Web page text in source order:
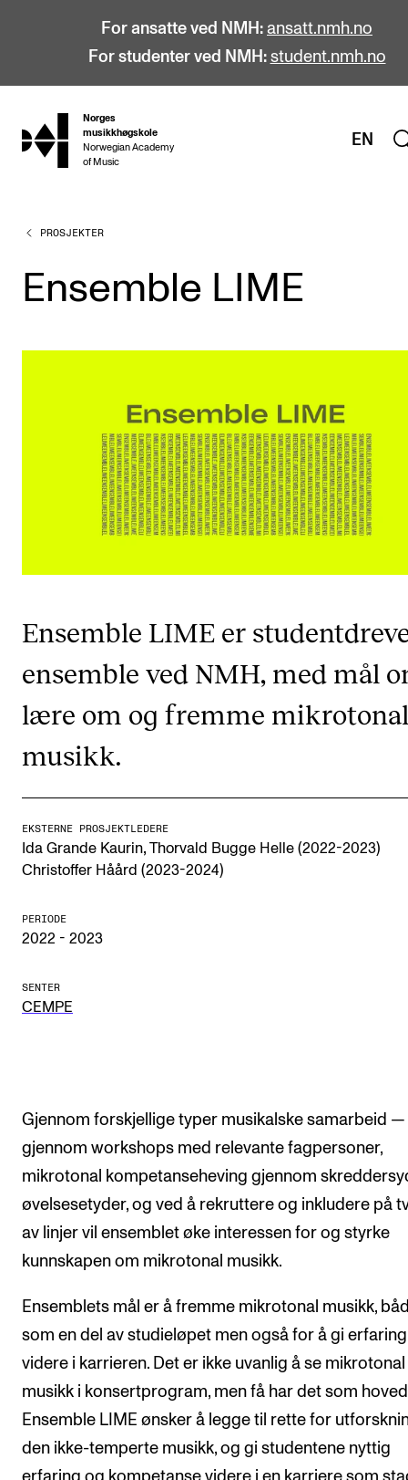
For ansatte ved NMH: ansatt.nmh.no
For studenter ved NMH: student.nmh.no
hjem
Norges
musikkhøgskole
Norwegian Academy
of Music
EN
STUDIER
Alle studier
Bachelor
Årsstudium og videreutdanning
Etterutdanning og kurs
Talentutvikling
STUDENTLIV
Fagmiljøer
FORSKNING
CERM
CREMAH
Publikasjoner
INTERNASJONALT
Nettverk
IN.TUNE
Arrangementer og konserter
INFO
Om Norges musikkhøgskole
Kontakt oss
PROSJEKTER
Ensemble LIME
Ensemble LIME er
ensemble ved NMH, med mål
lære om og fremme mikrotonal
musikk.
EKSTERNE PROSJEKTLEDERE
Ida Grande Kaurin, Thorvald Bugge Helle (2022-2023)
Christoffer Håård (2023-2024)
PERIODE
2022 - 2023
SENTER
CEMPE
Gjennom forskjellige typer musikalske samarbeid —
gjennom workshops med relevante fagpersoner,
mikrotonal kompetanseheving gjennom
øvelsesetyder, og ved å rekruttere og inkludere på
av linjer vil ensemblet øke interessen for og styrke
kunnskapen om mikrotonal musikk.
Ensemblets mål er å fremme mikrotonal musikk,
som en del av studieløpet men også for å gi erfaring
videre i karrieren. Det er ikke uvanlig å se mikrotonal
musikk i konsertprogram, men få har det som
Ensemble LIME ønsker å legge til rette for
den ikke-temperte musikk, og gi studentene nyttig